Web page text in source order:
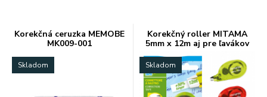
Korekčná ceruzka MEMOBE
MK009-001
Skladom
Korekčný roller MITAMA
5mm x 12m aj pre ľavákov
Skladom